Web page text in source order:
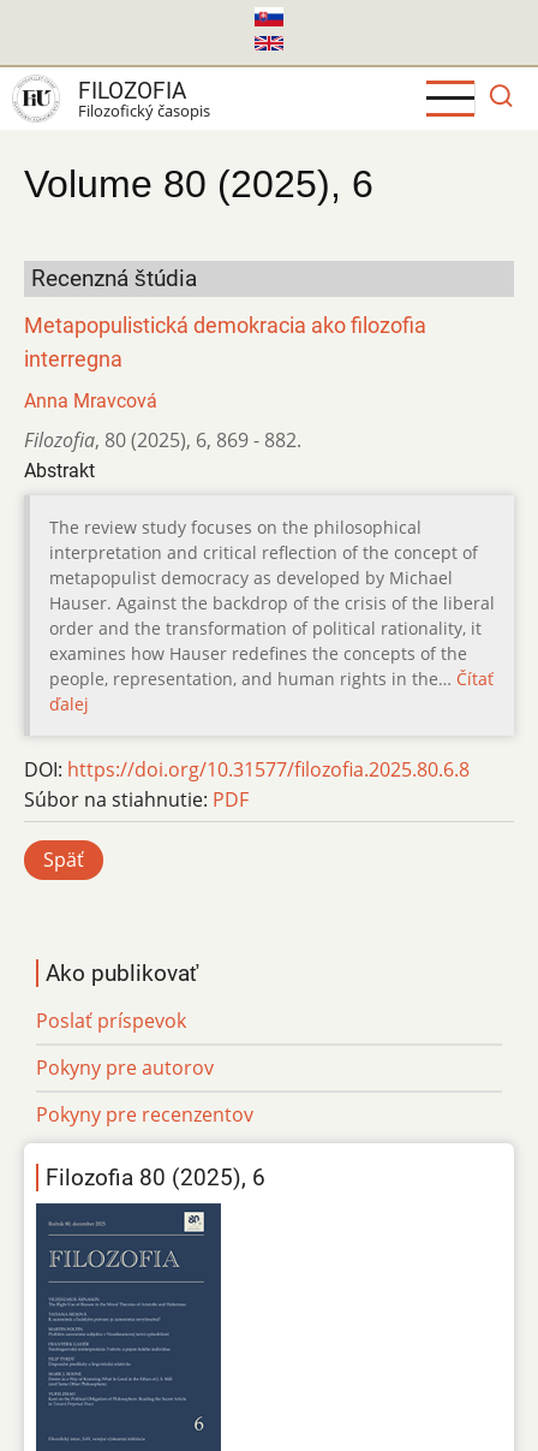
hlavný
obsah
FILOZOFIA
Filozofický časopis
Volume 80 (2025), 6
Recenzná štúdia
Metapopulistická demokracia ako filozofia
interregna
Anna Mravcová
Filozofia, 80 (2025), 6, 869 - 882.
Abstrakt
The review study focuses on the philosophical
interpretation and critical reflection of the concept of
metapopulist democracy as developed by Michael
Hauser. Against the backdrop of the crisis of the liberal
order and the transformation of political rationality, it
examines how Hauser redefines the concepts of the
people, representation, and human rights in the… Čítať
ďalej
DOI: https://doi.org/10.31577/filozofia.2025.80.6.8
Súbor na stiahnutie: PDF
Späť
Ako publikovať
Poslať príspevok
Pokyny pre autorov
Pokyny pre recenzentov
Filozofia 80 (2025), 6